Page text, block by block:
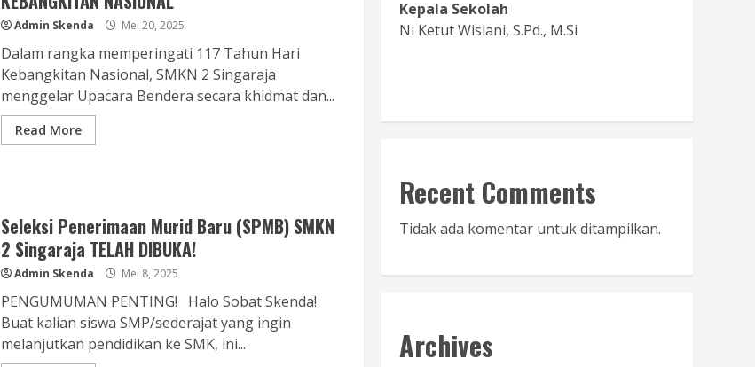
Admin Skenda Mei 20, 2025
Dalam rangka memperingati 117 Tahun Hari
Kebangkitan Nasional, SMKN 2 Singaraja
menggelar Upacara Bendera secara khidmat dan...
Read More
Seleksi Penerimaan Murid Baru (SPMB) SMKN
2 Singaraja TELAH DIBUKA!
Admin Skenda Mei 8, 2025
PENGUMUMAN PENTING! Halo Sobat Skenda!
Buat kalian siswa SMP/sederajat yang ingin
melanjutkan pendidikan ke SMK, ini...
Kepala Sekolah
Ni Ketut Wisiani, S.Pd., M.Si
Recent Comments
Tidak ada komentar untuk ditampilkan.
Archives